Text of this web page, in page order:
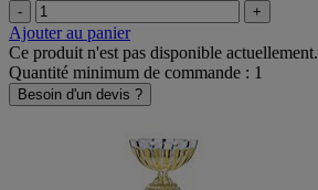
- +
Ajouter au panier
Ce produit n'est pas disponible actuellement.
Quantité minimum de commande : 1
Besoin d'un devis ?